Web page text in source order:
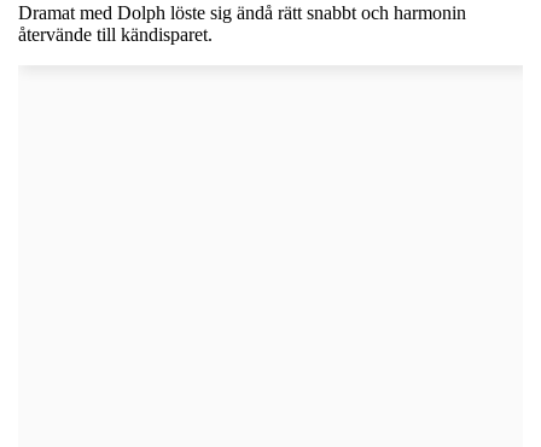
Dramat med Dolph löste sig ändå rätt snabbt och harmonin
återvände till kändisparet.